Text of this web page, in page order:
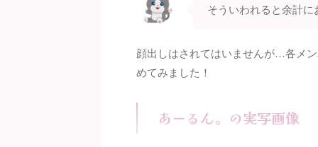
そういわれると余計
顔出しはされてはいませんが…各メ
めてみました！
あーるん。の実写画像